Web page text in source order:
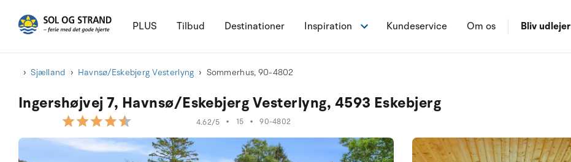
PLUS Tilbud Destinationer Inspiration Kundeservice Om os Bliv udlejer
Sjælland Havnsø/Eskebjerg Vesterlyng Sommerhus, 90-4802
Ingershøjvej 7, Havnsø/Eskebjerg Vesterlyng, 4593 Eskebjerg
4.62/5 • 15 • 90-4802